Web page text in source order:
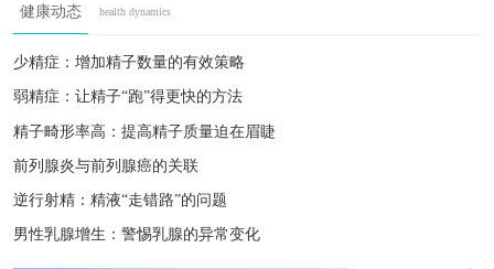
西昌射精带血？需要做哪些检查
眉山少精症饮食调理？中医专家坐诊
宜宾膀胱炎反复发作？抗生素选择
健康动态 health dynamics
少精症：增加精子数量的有效策略
弱精症：让精子“跑”得更快的方法
精子畸形率高：提高精子质量迫在眉睫
前列腺炎与前列腺癌的关联
逆行射精：精液“走错路”的问题
男性乳腺增生：警惕乳腺的异常变化